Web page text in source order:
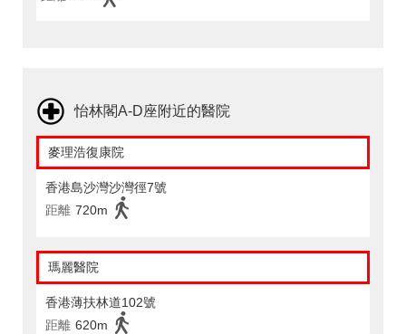
怡林閣A-D座附近的醫院
麥理浩復康院
香港島沙灣沙灣徑7號
距離 720m
瑪麗醫院
香港薄扶林道102號
距離 620m